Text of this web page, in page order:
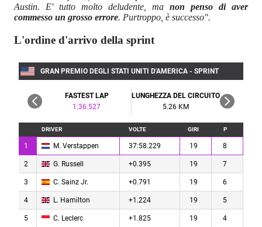
Austin. E' tutto molto deludente, ma non penso di aver
commesso un grosso errore. Purtroppo, è successo".
L'ordine d'arrivo della sprint